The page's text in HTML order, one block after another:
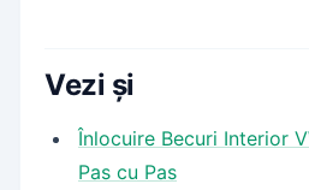
Vezi și
Înlocuire Becuri Interior
Pas cu Pas